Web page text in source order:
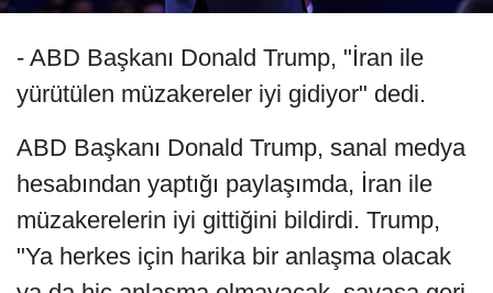
- ABD Başkanı Donald Trump, "İran ile
yürütülen müzakereler iyi gidiyor" dedi.
ABD Başkanı Donald Trump, sanal medya
hesabından yaptığı paylaşımda, İran ile
müzakerelerin iyi gittiğini bildirdi. Trump,
"Ya herkes için harika bir anlaşma olacak